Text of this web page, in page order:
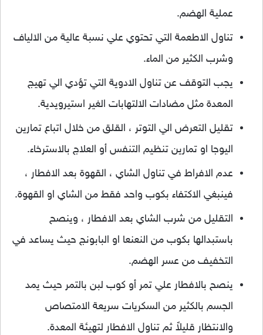
عملية الهضم.
تناول الاطعمة التي تحتوي علي نسبة عالية من الالياف
وشرب الكثير من الماء.
يجب التوقف عن تناول الادوية التي تؤدي الي تهيج
المعدة مثل مضادات الالتهابات الغير استيرويدية.
تقليل التعرض الي التوتر ، القلق من خلال اتباع تمارين
اليوجا او تمارين تنظيم التنفس أو العلاج بالاسترخاء.
عدم الافراط في تناول الشاي ، القهوة بعد الافطار ،
فينبغي الاكتفاء بكوب واحد فقط من الشاي او القهوة.
التقليل من شرب الشاي بعد الافطار ، وينصح
باستبدالها بكوب من النعنعا او البابونج حيث يساعد في
التخفيف من عسر الهضم.
ينصح بالافطار علي تمر أو كوب لبن بالتمر حيث يمد
الجسم بالكثير من السكريات سريعة الامتصاص
والانتظار قليلاً ثم تناول الافطار لتهيئة المعدة.